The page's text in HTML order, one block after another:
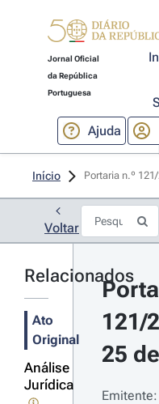
Jornal Oficial
da República
Portuguesa
Ajuda
Início Portaria n.º
Voltar
Relacionados
Ato
Original
Análise
Jurídica
121/
25
Emitente: